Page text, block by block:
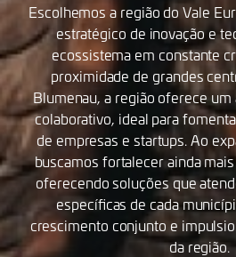
Escolhemos a região do Vale
estratégico de inovação e
ecossistema em constante
proximidade de grandes
Blumenau, a região oferece
colaborativo, ideal para
de empresas e startups. Ao
buscamos fortalecer ainda
oferecendo soluções que
específicas de cada
crescimento conjunto e
da região.